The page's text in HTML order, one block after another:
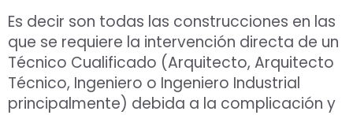
Es decir son todas las construcciones en las
que se requiere la intervención directa de un
Técnico Cualificado (Arquitecto, Arquitecto
Técnico, Ingeniero o Ingeniero Industrial
principalmente) debida a la complicación y